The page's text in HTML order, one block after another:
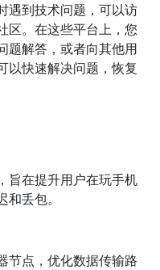
遇到技术问题，可以访
区。在这些平台上，您
题解答，或者向其他用
以快速解决问题，恢复
旨在提升用户在玩手机
丢包。
节点，优化数据传输路